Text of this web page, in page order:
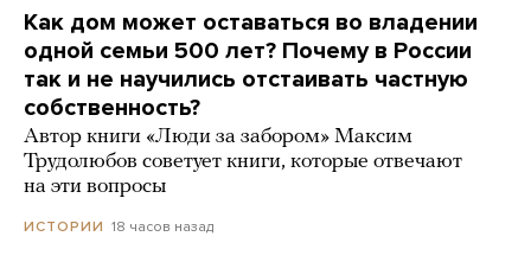
Как дом может оставаться во владении
одной семьи 500 лет? Почему в России
так и не научились отстаивать частную
собственность?
Автор книги «Люди за забором» Максим
Трудолюбов советует книги, которые отвечают
на эти вопросы
ИСТОРИИ 18 часов назад